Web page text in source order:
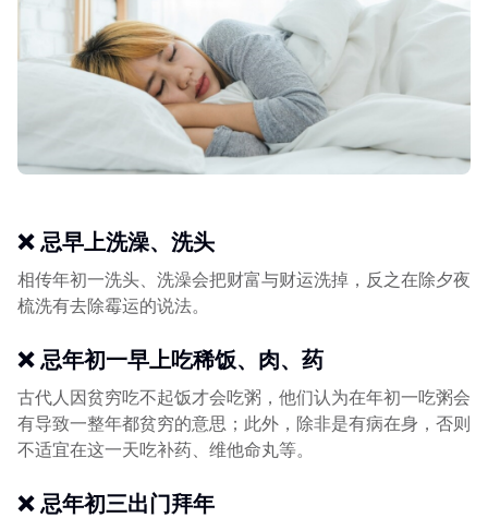
❌ 忌早上洗澡、洗头
相传年初一洗头、洗澡会把财富与财运洗掉，反之在除夕夜
梳洗有去除霉运的说法。
❌ 忌年初一早上吃稀饭、肉、药
古代人因贫穷吃不起饭才会吃粥，他们认为在年初一吃粥会
有导致一整年都贫穷的意思；此外，除非是有病在身，否则
不适宜在这一天吃补药、维他命丸等。
❌ 忌年初三出门拜年